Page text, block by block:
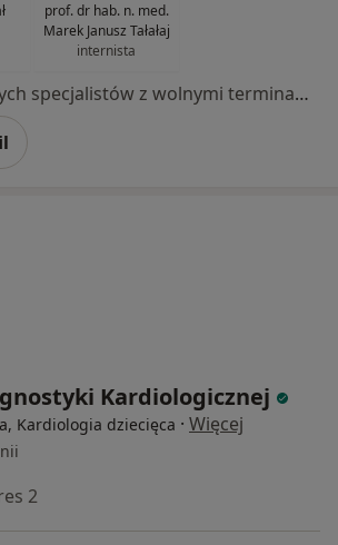
prof. dr hab. n. med.
Marek Janusz Tałałaj
internista
Brak dostępnych specjalistów z wolnymi terminami w tym centrum medycznym.
Kardiologicznej
Kardiologia dziecięca · Więcej
2